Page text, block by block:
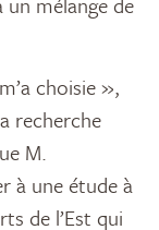
choisie »,
recherche
M.
à une étude à
de l’Est qui